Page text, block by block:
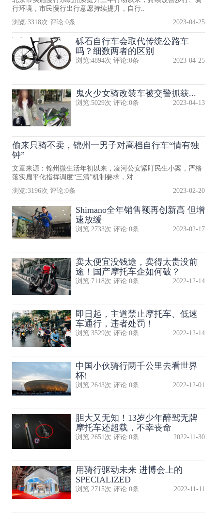
行环境，市民慢行出行意愿持续提升，自行..
浏览:3318次 评论:0条 2023-04-25
砾石自行车会取代传统公路车
吗？细数两者的区别
浏览:4894次 评论:0条 2023-04-25
鬼火少女骑改装车被交警抓获...
浏览:5029次 评论:0条 2023-04-13
偷来只骑不卖，锦州一男子对高档自行车“情有独
钟”
文章来源：锦州微生活年初以来，凌河公安紧盯民生小案，严格
落实扁平化指挥调度“三清”机制要求，对..
浏览:3196次 评论:0条 2023-02-20
Shimano全年销售额再创新高 但增
速放缓
浏览:2733次 评论:0条 2023-02-17
卖太便宜没钱途，卖得太贵没前
途！国产摩托车企如何破？
浏览:7118次 评论:0条 2022-12-14
即日起，主道禁止摩托车、低速
车通行，违者处罚！
浏览:3529次 评论:0条 2022-12-14
中国小伙骑行两千公里去看世界
杯!
浏览:2643次 评论:0条 2022-12-01
胆大又无知！13岁少年醉驾无牌
摩托车还超载，不幸丧命
浏览:2651 次 评论:0条 2022-11-30
用骑行驱动未来 进博会上的
SPECIALIZED
浏览:2715次 评论:0条 2022-11-11